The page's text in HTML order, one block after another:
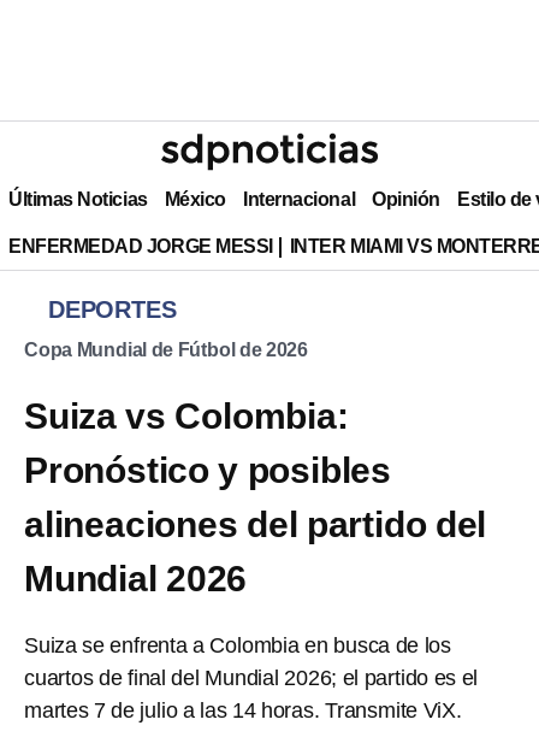
Últimas Noticias México Internacional Opinión Estilo de
ENFERMEDAD JORGE MESSI INTER MIAMI VS
DEPORTES
Copa Mundial de Fútbol de 2026
Suiza vs Colombia:
Pronóstico y posibles
alineaciones del partido del
Mundial 2026
Suiza se enfrenta a Colombia en busca de los
cuartos de final del Mundial 2026; el partido es el
martes 7 de julio a las 14 horas. Transmite ViX.